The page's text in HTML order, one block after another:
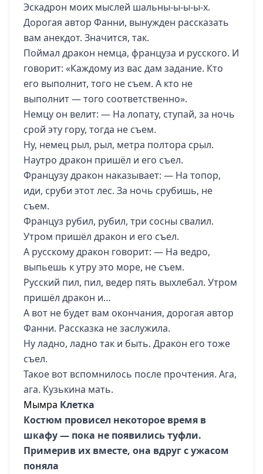
Эскадрон моих мыслей шальны-ы-ы-ы-х.
Дорогая автор Фанни, вынужден рассказать
вам анекдот. Значится, так.
Поймал дракон немца, француза и русского. И
говорит: «Каждому из вас дам задание. Кто
его выполнит, того не съем. А кто не
выполнит — того соответственно».
Немцу он велит: — На лопату, ступай, за ночь
срой эту гору, тогда не съем.
Ну, немец рыл, рыл, метра полтора срыл.
Наутро дракон пришёл и его съел.
Французу дракон наказывает: — На топор,
иди, сруби этот лес. За ночь срубишь, не
съем.
Француз рубил, рубил, три сосны свалил.
Утром пришёл дракон и его съел.
А русскому дракон говорит: — На ведро,
выпьешь к утру это море, не съем.
Русский пил, пил, ведер пять выхлебал. Утром
пришёл дракон и…
А вот не будет вам окончания, дорогая автор
Фанни. Рассказка не заслужила.
Ну ладно, ладно так и быть. Дракон его тоже
съел.
Такое вот вспомнилось после прочтения. Ага,
ага. Кузькина мать.
Мымра Клетка
Костюм провисел некоторое время в
шкафу — пока не появились туфли.
Примерив их вместе, она вдруг с ужасом
поняла